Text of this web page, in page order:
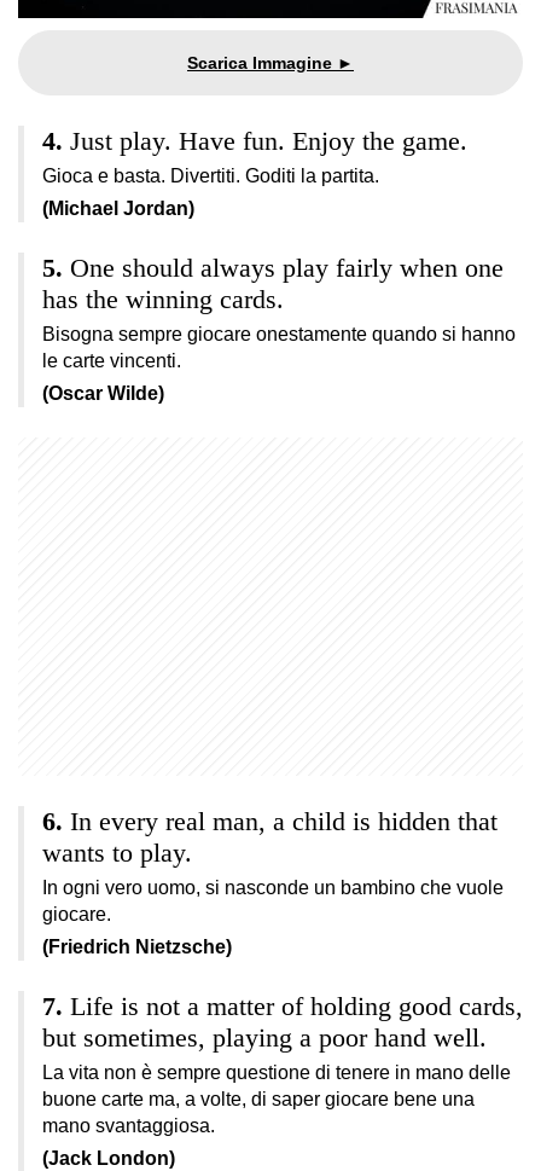
Just play. Have fun. Enjoy the game.
Gioca e basta. Divertiti. Goditi la partita.
(Michael Jordan)
One should always play fairly when one
has the winning cards.
Bisogna sempre giocare onestamente quando si hanno
le carte vincenti.
(Oscar Wilde)
In every real man, a child is hidden that
wants to play.
In ogni vero uomo, si nasconde un bambino che vuole
giocare.
(Friedrich Nietzsche)
Life is not a matter of holding good cards,
but sometimes, playing a poor hand well.
La vita non è sempre questione di tenere in mano delle
buone carte ma, a volte, di saper giocare bene una
mano svantaggiosa.
(Jack London)